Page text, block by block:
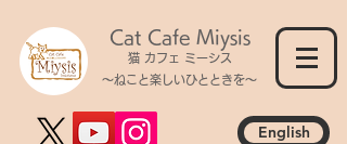
Cat Cafe Miysis
猫 カフェ ミーシス
～ねこと楽しいひとときを～
English